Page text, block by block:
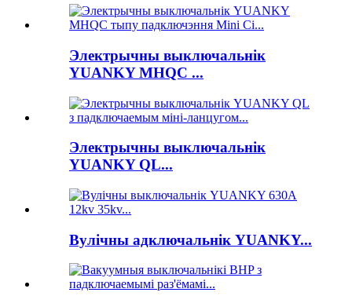
Электрычны выключальнік
YUANKY MHQC ...
Электрычны выключальнік
YUANKY QL...
Вулічны адключальнік YUANKY...